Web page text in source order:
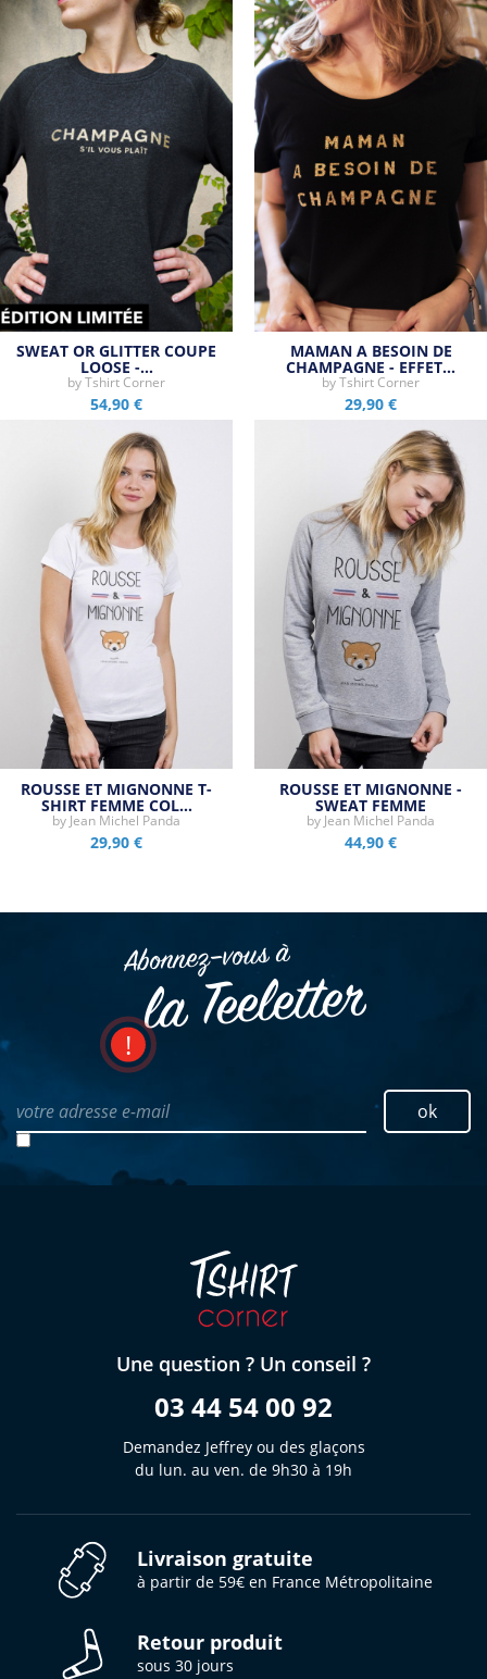
SWEAT OR GLITTER COUPE
LOOSE -…
byTshirt Corner
54,90 €
MAMAN A BESOIN DE
CHAMPAGNE - EFFET…
byTshirt Corner
29,90 €
ROUSSE ET MIGNONNE T-
SHIRT FEMME COL…
by Jean Michel Panda
29,90 €
ROUSSE ET MIGNONNE -
SWEAT FEMME
by Jean Michel Panda
44,90 €
Abonnez–vous à
la Teeletter
votre adresse e-mail ok
Une question ? Un conseil ?
03 44 54 00 92
Demandez Jeffrey ou des glaçons
du lun. au ven. de 9h30 à 19h
Livraison gratuite
à partir de 59€ en France Métropolitaine
Retour produit
sous 30 jours